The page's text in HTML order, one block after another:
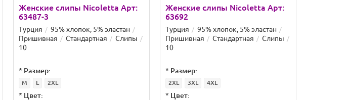
Женские слипы Nicoletta Арт:
63487-3
Турция
95% хлопок, 5% эластан
Пришивная
Стандартная
Слипы
10
* Размер:
M L 2XL
* Цвет:
Женские слипы Nicoletta Арт:
63692
Турция
95% хлопок, 5% эластан
Пришивная
Стандартная
Слипы
10
* Размер:
2XL 3XL 4XL
* Цвет: